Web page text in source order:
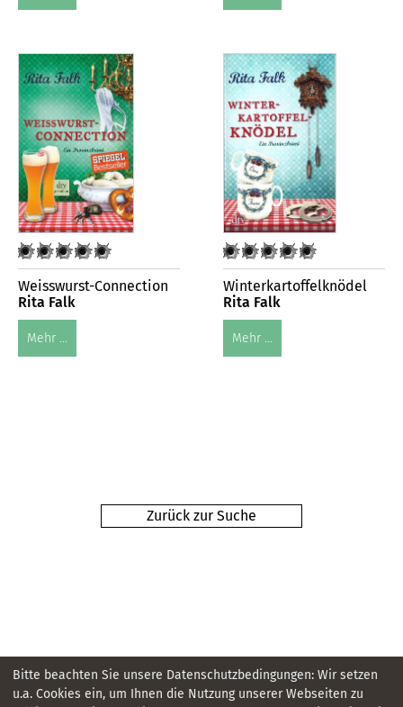
Weisswurst-Connection
Rita Falk
Mehr ...
Winterkartoffelknödel
Rita Falk
Mehr ...
Zurück zur Suche
Bitte beachten Sie unsere Datenschutzbedingungen: Wir setzen
u.a. Cookies ein, um Ihnen die Nutzung unserer Webseiten zu